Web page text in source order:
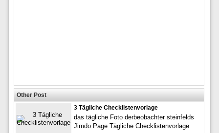
Other Post
3 Tägliche Checklistenvorlage
das tägliche Foto derbeobachter steinfelds
Jimdo Page Tägliche Checklistenvorlage